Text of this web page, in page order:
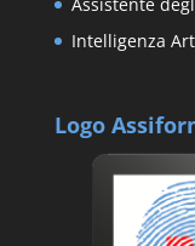
Assistente
Intelligenza
Logo